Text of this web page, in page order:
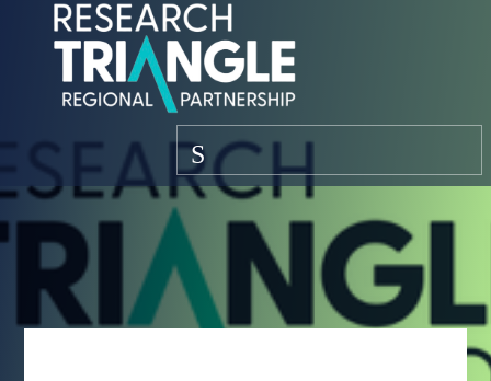
Zum Inhalt springen
Speisekarte